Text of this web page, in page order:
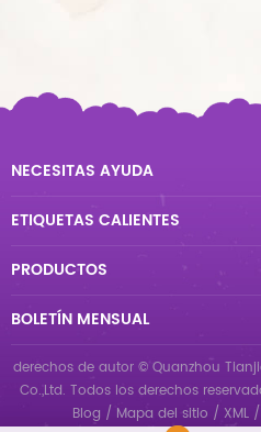
NECESITAS AYUDA
ETIQUETAS CALIENTES
PRODUCTOS
BOLETÍN MENSUAL
derechos de autor © Quanzhou
Co.,Ltd. Todos los derechos
Blog / Mapa del sitio / XML /